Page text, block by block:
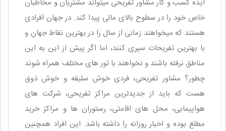
ایده کسب و کار مشاور تفریحی میتواند مشتریان و مخاطبان
خاص خود را در سطوح بالای مالی پیدا کند. در جهان افرادی
هستند که میخواهند زمانی از سال را در بهترین نقاط جهان و
با بهترین تفریحات سپری کنند، اما اگر پیش از این به این
مناطق نرفته باشند و نخواهند با تور های مختلف همراه شوند
چطور؟ مشاور تفریحی، فردی خوش سلیقه و خوش ذوق
هست که باید از جدیدترین مراکز تفریحی، شرکت های
هواپیمایی، محل های اقامتی، رستوران ها و مراکز خرید
مطلع بوده و اخبار روزانه را داشته باشد. این افراد همچنین